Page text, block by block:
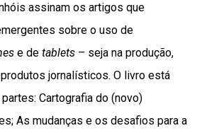
assinam os artigos que
sobre o uso de
e de tablets – seja na produção,
jornalísticos. O livro está
Cartografia do (novo)
As mudanças e os desafios para a